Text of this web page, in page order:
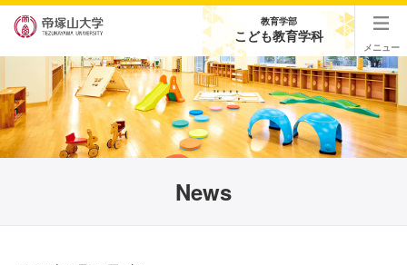
教育学部
こども教育学科
メニュー
News